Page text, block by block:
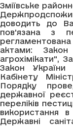
Зміївське
доводить до
пов'язана з
актами:
агрохімікати",
Закон України
Кабінету
Порядку
державної
переліків
використання
Державні